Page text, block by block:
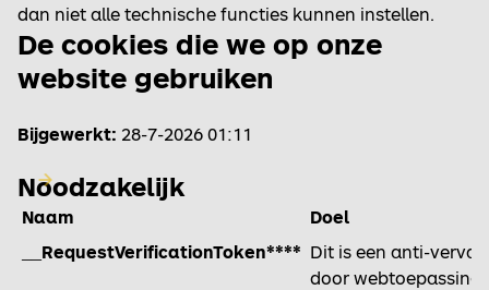
dan niet alle technische functies kunnen instellen.
De cookies die we op onze
website gebruiken
Bijgewerkt: 28-7-2026 01:11
Noodzakelijk
Naam
Doel
__RequestVerificationToken**** Dit is een anti-
door